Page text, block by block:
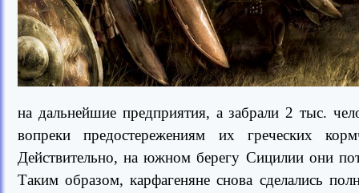
на дальнейшие предприятия, а забрали 2 тыс.
вопреки предостережениям их греческих
Действительно, на южном берегу Сицилии они
Таким образом, карфагеняне снова сделались